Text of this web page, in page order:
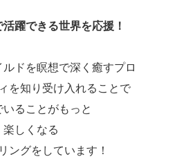
躍できる世界を応援！
ドを瞑想で深く癒すプロ
を知り受け入れることで
いることがもっと
楽しくなる
ングをしています！